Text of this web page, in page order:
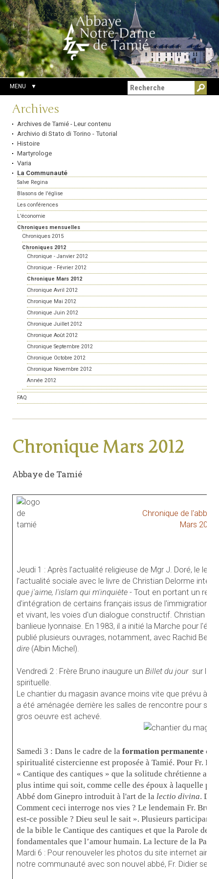
Aller
au
contenu.
|
Aller
à
la
navigation
Outils
personnels
Chercher par
Recherche
avancée…
MENU
Navigation
Archives
Archives de Tamié - Leur contenu
Archivio di Stato di Torino - Tutorial
Histoire
Martyrologe
Varia
La Communauté
Salve Regina
Blasons de l'église
Les conférences
L'économie
Chroniques mensuelles
Chroniques 2015
Chroniques 2012
Chronique - Janvier 2012
Chronique - Février 2012
Chronique Mars 2012
Chronique Avril 2012
Chronique Mai 2012
Chronique Juin 2012
Chronique Juillet 2012
Chronique Août 2012
Chronique Septembre 2012
Chronique Octobre 2012
Chronique Novembre 2012
Année 2012
FAQ
Chronique Mars 2012
Abbaye de Tamié
Chronique de
Mars 2012
Jeudi 1 : Après l’actualité religieuse de Mgr J. Doré, le
l’actualité sociale avec le livre de Christian Delorme
que j'aime, l'islam qui m'inquiète - Tout en portant un
d'intégration de certains français issus de l'immigration,
et vivant, les voies d'un dialogue constructif. Christian
banlieue lyonnaise. En 1983, il a initié la Marche pour
publié plusieurs ouvrages, notamment, avec Rachid
dire (Albin Michel).
Vendredi 2 : Frère Bruno inaugure un Billet du jour sur le
spirituelle.
Le chantier du magasin avance moins vite que prévu à
a été aménagée derrière les salles de rencontre pour
gros oeuvre est achevé.
Samedi 3 : Dans le cadre de la formation permanente des
spiritualité cistercienne est proposée à Tamié. Pour Fr.
« Cantique des cantiques » que la solitude chrétienne
plus intime qui soit, comme celle des époux à laquelle
Abbé dom Ginepro introduit à l'art de la lectio divina.
Comment ceci interroge nos vies ? Le lendemain Fr.
est-ce possible ? Dieu seul le sait ». Plusieurs
de la bible le Cantique des cantiques et que la Parole de
fondamentales que l’amour humain. La lecture de la
Mardi 6 : Pour renouveler les photos du site internet
notre communauté avec son nouvel abbé, Fr. Didier se